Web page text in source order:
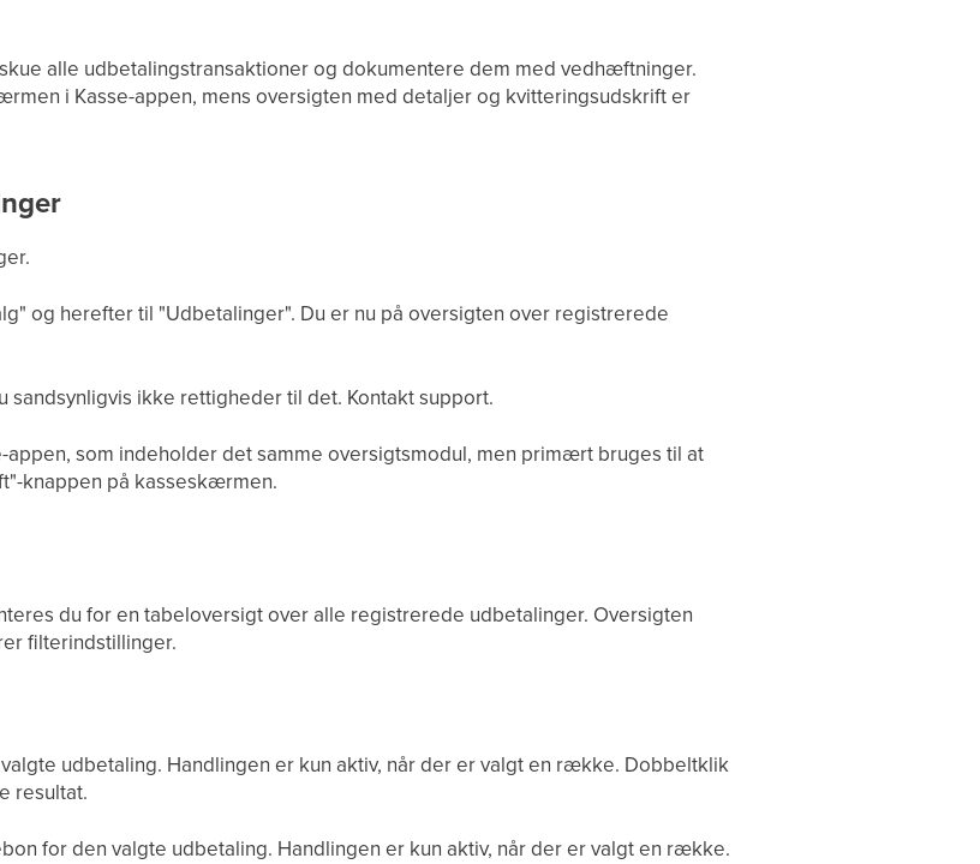
alle udbetalingstransaktioner og dokumentere dem med vedhæftninger.
i Kasse-appen, mens oversigten med detaljer og kvitteringsudskrift er
og herefter til "Udbetalinger". Du er nu på oversigten over registrerede
sandsynligvis ikke rettigheder til det. Kontakt support.
som indeholder det samme oversigtsmodul, men primært bruges til at
knappen på kasseskærmen.
du for en tabeloversigt over alle registrerede udbetalinger. Oversigten
filterindstillinger.
udbetaling. Handlingen er kun aktiv, når der er valgt en række. Dobbeltklik
resultat.
for den valgte udbetaling. Handlingen er kun aktiv, når der er valgt en række.